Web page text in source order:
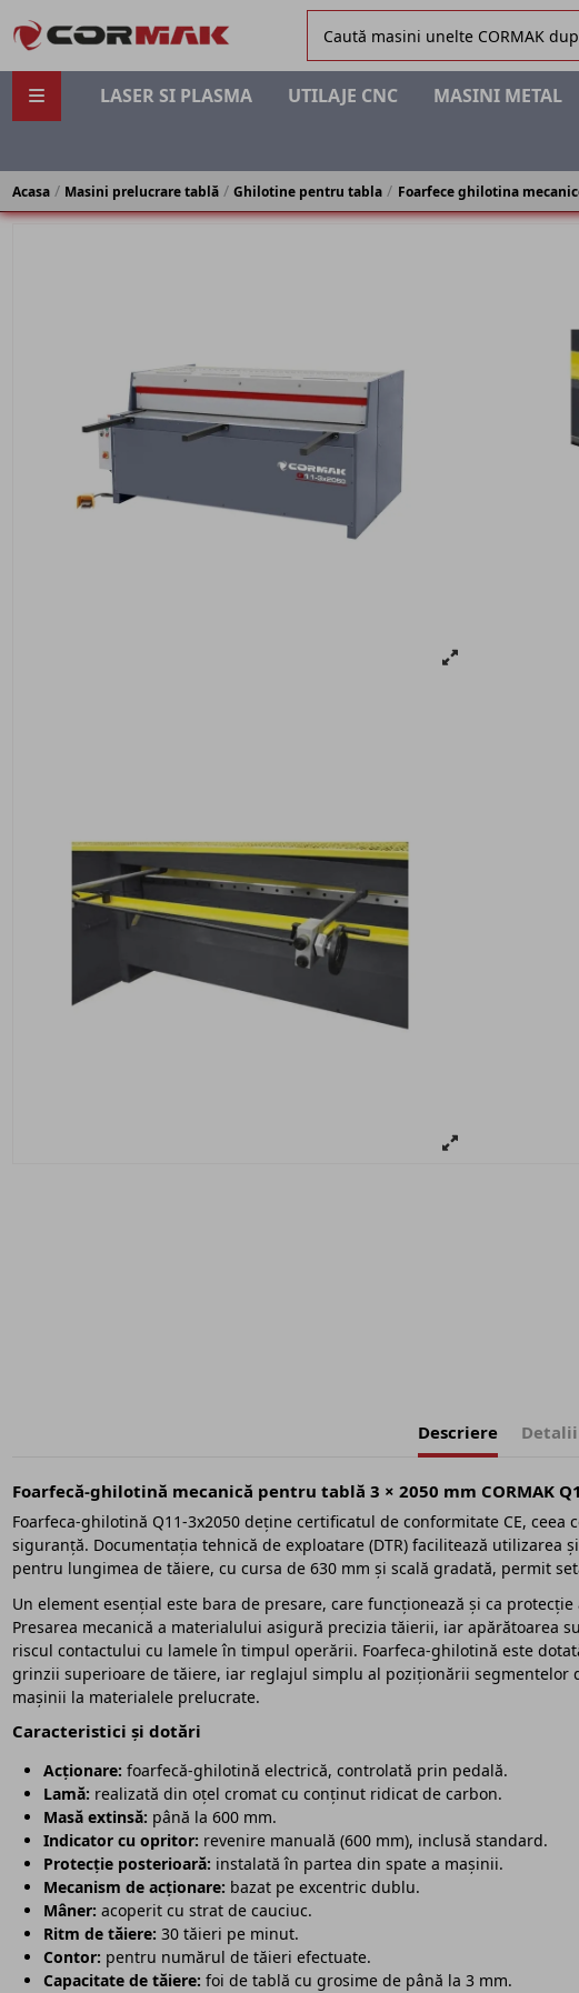
LASER SI PLASMA UTILAJE CNC MASINI METAL
Acasa Masini prelucrare tablă Ghilotine pentru tabla Foarfece ghilotina
Descriere Detalii
Foarfecă-ghilotină mecanică pentru tablă 3 × 2050 mm CORMAK
Foarfeca-ghilotină Q11-3x2050 deține certificatul de conformitate CE,
siguranță. Documentația tehnică de exploatare (DTR) facilitează
pentru lungimea de tăiere, cu cursa de 630 mm și scală gradată, permit
Un element esențial este bara de presare, care funcționează și ca
Presarea mecanică a materialului asigură precizia tăierii, iar apărătoarea
riscul contactului cu lamele în timpul operării. Foarfeca-ghilotină este
grinzii superioare de tăiere, iar reglajul simplu al poziționării
mașinii la materialele prelucrate.
Caracteristici și dotări
Acționare: foarfecă-ghilotină electrică, controlată prin pedală.
Lamă: realizată din oțel cromat cu conținut ridicat de carbon.
Masă extinsă: până la 600 mm.
Indicator cu opritor: revenire manuală (600 mm), inclusă standard.
Protecție posterioară: instalată în partea din spate a mașinii.
Mecanism de acționare: bazat pe excentric dublu.
Mâner: acoperit cu strat de cauciuc.
Ritm de tăiere: 30 tăieri pe minut.
Contor: pentru numărul de tăieri efectuate.
Capacitate de tăiere: foi de tablă cu grosime de până la 3 mm.